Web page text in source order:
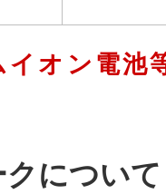
イオン電池
について